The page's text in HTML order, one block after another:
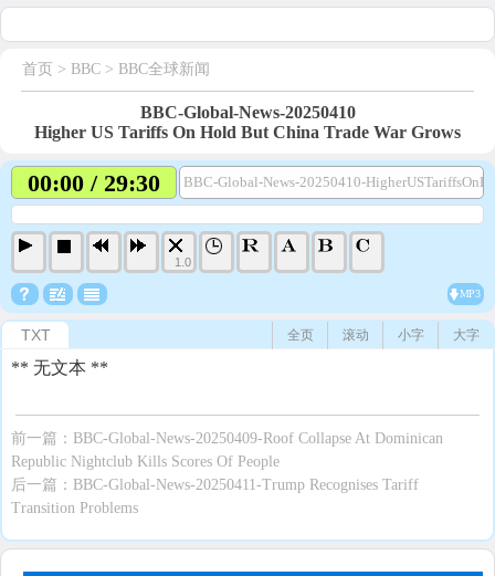
首页 > BBC > BBC全球新闻
BBC-Global-News-20250410
Higher US Tariffs On Hold But China Trade War Grows
00:00 / 29:30 BBC-Global-News-20250410-
1.0
MP3
TXT 大字
小字
滚动
全页
** 无文本 **
前一篇： BBC-Global-News-20250409-Roof Collapse At Dominican
Republic Nightclub Kills Scores Of People
后一篇： BBC-Global-News-20250411-Trump Recognises Tariff
Transition Problems